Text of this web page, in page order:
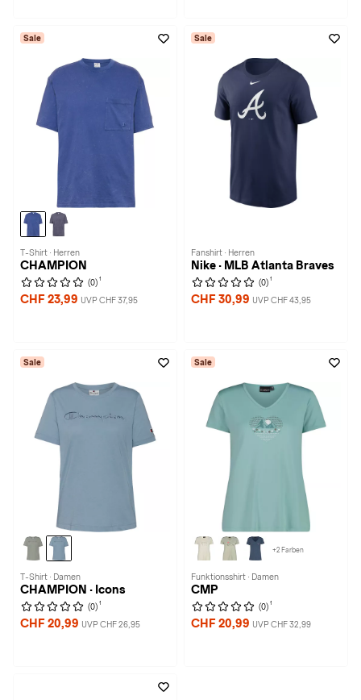
Sale
T-Shirt · Herren
CHAMPION
(0) 1
CHF 23,99 UVP CHF 37,95
Sale
Fanshirt · Herren
Nike · MLB Atlanta Braves
(0) 1
CHF 30,99 UVP CHF 43,95
Sale
T-Shirt · Damen
CHAMPION · Icons
(0) 1
CHF 20,99 UVP CHF 26,95
Sale
+2 Farben
Funktionsshirt · Damen
CMP
(0) 1
CHF 20,99 UVP CHF 32,99